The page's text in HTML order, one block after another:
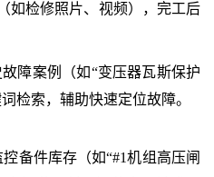
如检修照片、视频），完工后
障案例（如“变压器瓦斯保护
检索，辅助快速定位故障。
控备件库存（如“#1机组高压闸